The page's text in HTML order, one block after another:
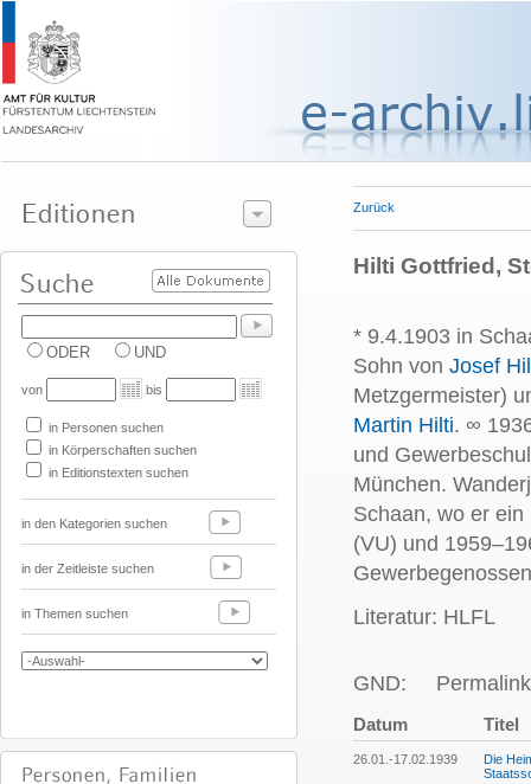
ODER UND
von bis
in Personen suchen
in Körperschaften suchen
in Editionstexten suchen
in den Kategorien suchen
in der Zeitleiste suchen
in Themen suchen
Zurück
Hilti Gottfried,
* 9.4.1903 in
Sohn von Josef
Metzgermeister)
Martin Hilti. ∞
und
München.
Schaan, wo er
(VU) und
Literatur: HLFL
GND:
Datum Titel
26.01.-17.02.1939
Die